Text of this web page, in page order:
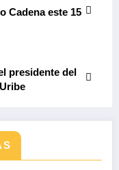
Cadena este 15
presidente del